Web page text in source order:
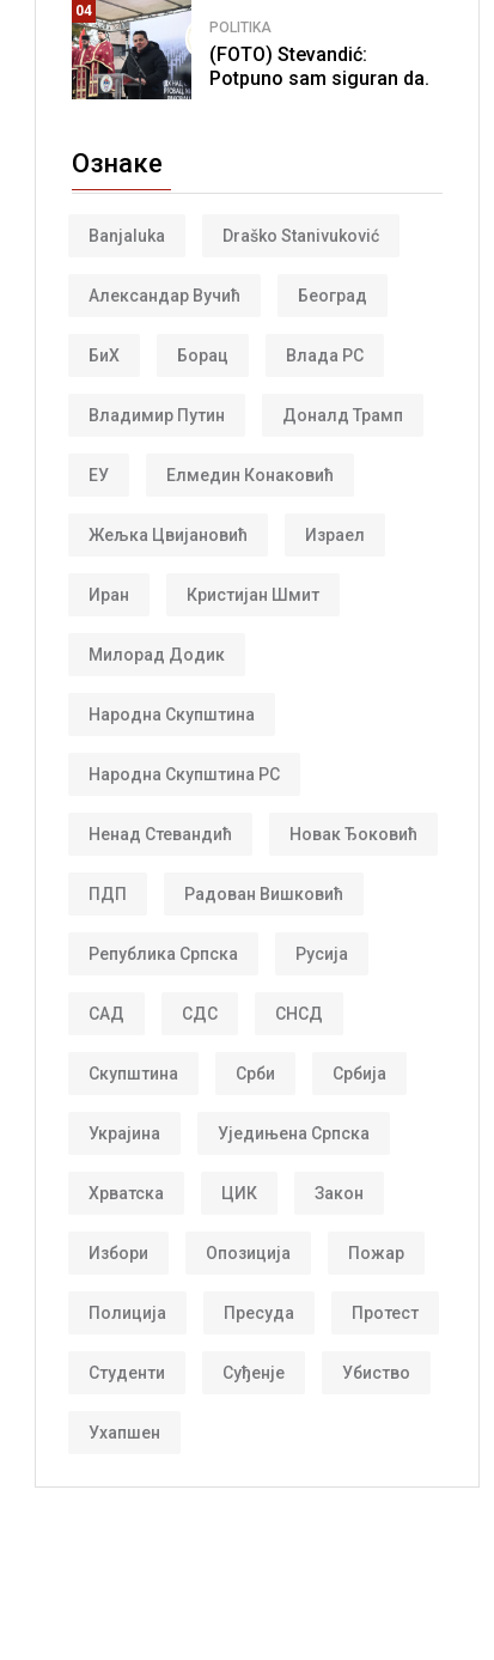
04
POLITIKA
(FOTO) Stevandić:
Potpuno sam siguran da.
Ознаке
Banjaluka Draško Stanivuković
Александар Вучић Београд
БиХ Борац Влада РС
Владимир Путин Доналд Трамп
ЕУ Елмедин Конаковић
Жељка Цвијановић Израел
Иран Кристијан Шмит
Милорад Додик
Народна Скупштина
Народна Скупштина РС
Ненад Стевандић Новак Ђоковић
ПДП Радован Вишковић
Република Српска Русија
САД СДС СНСД
Скупштина Срби Србија
Украјина Уједињена Српска
Хрватска ЦИК Закон
Избори Опозиција Пожар
Полиција Пресуда Протест
Студенти Суђенје Убиство
Ухапшен